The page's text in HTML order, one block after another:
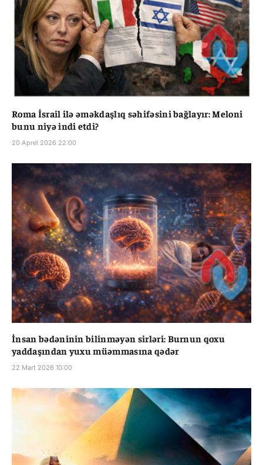
Roma İsrail ilə əməkdaşlıq səhifəsini bağlayır: Meloni
bunu niyə indi etdi?
20 Aprel 2026 22:00
İnsan bədəninin bilinməyən sirləri: Burnun qoxu
yaddaşından yuxu müəmmasına qədər
22 Mart 2026 10:00